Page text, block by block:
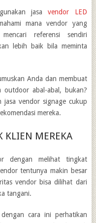
jasavendor LED
mana vendor yang
referensi sendiri
lebih baik bila meminta
Anda dan membuat
outdoor abal-abal, bukan?
vendor signage cukup
mereka.
KLIEN MEREKA
dengan melihat tingkat
tentunya makin besar
vendor bisa dilihat dari
tangani.
cara ini perhatikan